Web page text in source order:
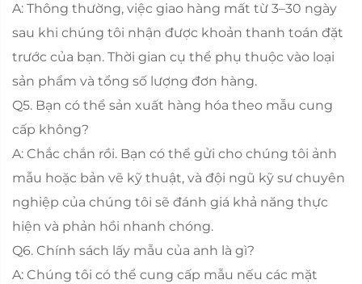
A: Thông thường, việc giao hàng mất từ 3–30 ngày
sau khi chúng tôi nhận được khoản thanh toán đặt
trước của bạn. Thời gian cụ thể phụ thuộc vào loại
sản phẩm và tổng số lượng đơn hàng.
Q5. Bạn có thể sản xuất hàng hóa theo mẫu cung
cấp không?
A: Chắc chắn rồi. Bạn có thể gửi cho chúng tôi ảnh
mẫu hoặc bản vẽ kỹ thuật, và đội ngũ kỹ sư chuyên
nghiệp của chúng tôi sẽ đánh giá khả năng thực
hiện và phản hồi nhanh chóng.
Q6. Chính sách lấy mẫu của anh là gì?
A: Chúng tôi có thể cung cấp mẫu nếu các mặt